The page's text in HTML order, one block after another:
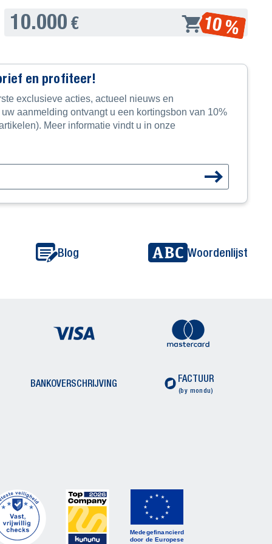
10.000 € 10 %
en profiteer!
exclusieve acties, actueel nieuws en
aanmelding ontvangt u een kortingsbon van 10%
Meer informatie vindt u in onze
Blog Woordenlijst
BANKOVERSCHRIJVING FACTUUR
(by mondu)
Medegefinancierd
door de Europese